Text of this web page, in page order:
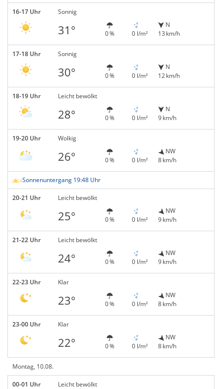
16-17 Uhr Sonnig
31° 0 % 0 l/m²
N
13 km/h
17-18 Uhr Sonnig
30° 0 % 0 l/m²
N
12 km/h
18-19 Uhr Leicht bewölkt
28° 0 % 0 l/m²
N
9 km/h
19-20 Uhr Wolkig
26° 0 % 0 l/m²
NW
8 km/h
Sonnenuntergang 19:48 Uhr
20-21 Uhr Leicht bewölkt
25° 0 % 0 l/m²
NW
9 km/h
21-22 Uhr Leicht bewölkt
24° 0 % 0 l/m²
NW
9 km/h
22-23 Uhr Klar
23° 0 % 0 l/m²
NW
8 km/h
23-00 Uhr Klar
22° 0 % 0 l/m²
NW
8 km/h
Montag, 10.08.
00-01 Uhr Leicht bewölkt